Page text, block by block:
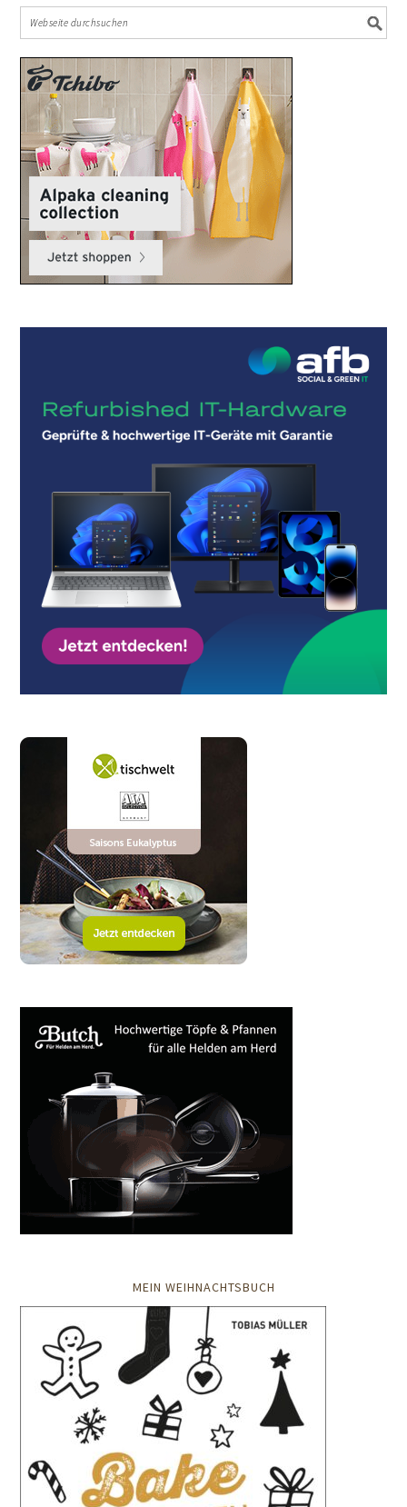
MEIN WEIHNACHTSBUCH